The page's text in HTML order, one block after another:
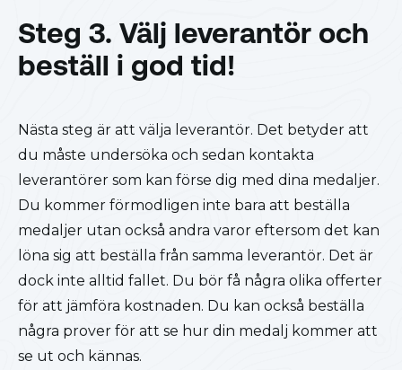
Steg 3. Välj leverantör och
beställ i god tid!
Nästa steg är att välja leverantör. Det betyder att
du måste undersöka och sedan kontakta
leverantörer som kan förse dig med dina medaljer.
Du kommer förmodligen inte bara att beställa
medaljer utan också andra varor eftersom det kan
löna sig att beställa från samma leverantör. Det är
dock inte alltid fallet. Du bör få några olika offerter
för att jämföra kostnaden. Du kan också beställa
några prover för att se hur din medalj kommer att
se ut och kännas.